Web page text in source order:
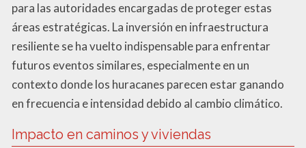
para las autoridades encargadas de proteger estas
áreas estratégicas. La inversión en infraestructura
resiliente se ha vuelto indispensable para enfrentar
futuros eventos similares, especialmente en un
contexto donde los huracanes parecen estar ganando
en frecuencia e intensidad debido al cambio climático.
Impacto en caminos y viviendas